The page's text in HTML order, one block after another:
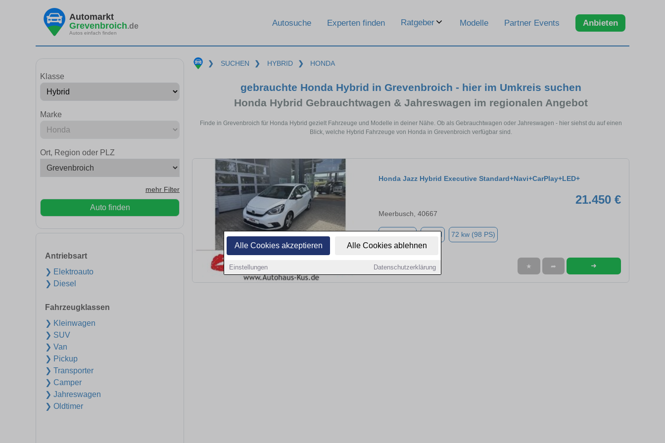
Alle Cookies akzeptieren Alle Cookies ablehnen
Einstellungen Datenschutzerklärung
Automarkt
Grevenbroich.de
Autos einfach finden
Autosuche Experten finden Ratgeber Modelle Partner Events Anbieten
Klasse
Marke
Ort, Region oder PLZ
mehr Filter
Auto finden
Antriebsart
❯ Elektroauto
❯ Diesel
Fahrzeugklassen
❯ Kleinwagen
❯ SUV
❯ Van
❯ Pickup
❯ Transporter
❯ Camper
❯ Jahreswagen
❯ Oldtimer
❯ SUCHEN ❯ HYBRID ❯ HONDA
gebrauchte Honda Hybrid in Grevenbroich - hier im Umkreis suchen
Honda Hybrid Gebrauchtwagen & Jahreswagen im regionalen Angebot
Finde in Grevenbroich für Honda Hybrid gezielt Fahrzeuge und Modelle in deiner Nähe. Ob als Gebrauchtwagen oder Jahreswagen - hier siehst du auf einen
Blick, welche Hybrid Fahrzeuge von Honda in Grevenbroich verfügbar sind.
Honda Jazz Hybrid Executive Standard+Navi+CarPlay+LED+
21.450 €
Meerbusch, 40667
hybrid 72 kw (98 PS)
★ ➦ ➜